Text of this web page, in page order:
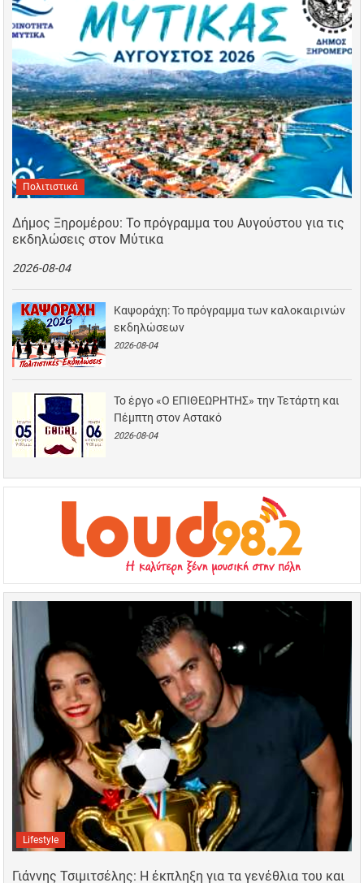
Πολιτιστικά
Δήμος Ξηρομέρου: Το πρόγραμμα του Αυγούστου για τις
εκδηλώσεις στον Μύτικα
2026-08-04
Καψοράχη: Το πρόγραμμα των καλοκαιρινών
εκδηλώσεων
2026-08-04
Το έργο «Ο ΕΠΙΘΕΩΡΗΤΗΣ» την Τετάρτη και
Πέμπτη στον Αστακό
2026-08-04
Lifestyle
Γιάννης Τσιμιτσέλης: Η έκπληξη για τα γενέθλια του και